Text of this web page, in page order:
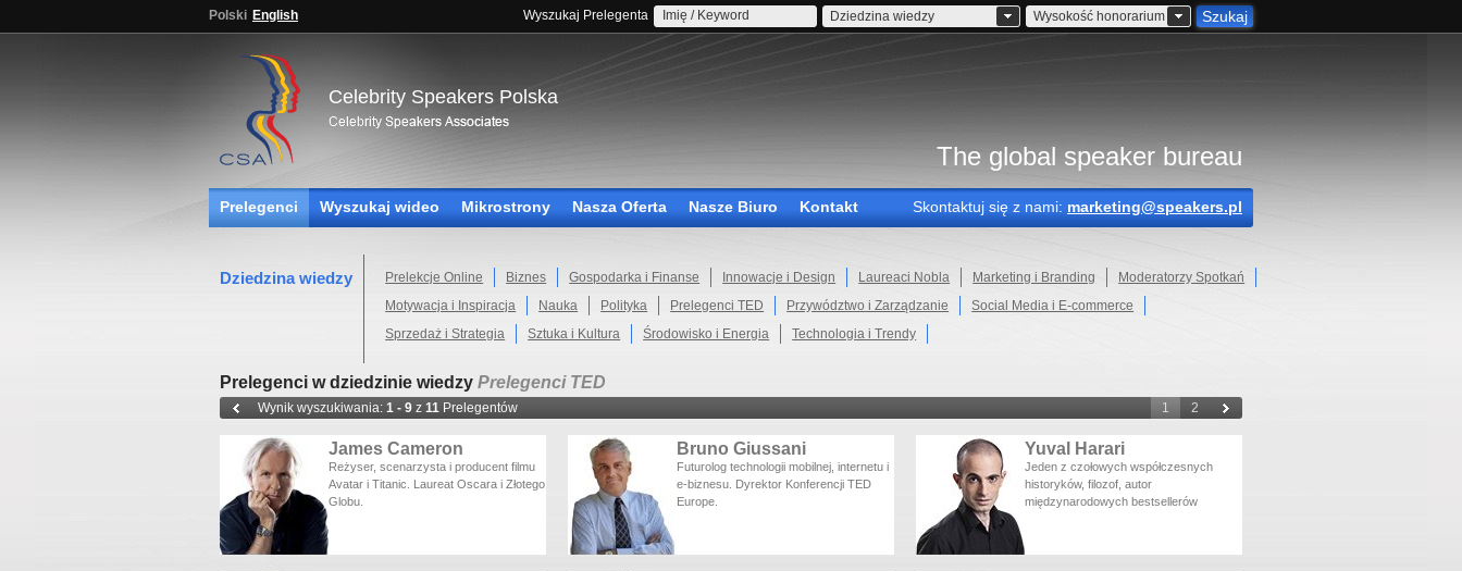
Polski English Wyszukaj Prelegenta Dziedzina wiedzy Wysokość honorarium Szukaj
Celebrity Speakers Polska
The global speaker bureau
Prelegenci Wyszukaj wideo Mikrostrony Nasza Oferta Nasze Biuro Kontakt Skontaktuj się z nami: marketing@speakers.pl
Dziedzina wiedzy Prelekcje Online Biznes Gospodarka i Finanse Innowacje i Design Laureaci Nobla Marketing i Branding
Moderatorzy Spotkań
Motywacja i Inspiracja
Nauka Polityka Prelegenci TED Przywództwo i Zarządzanie
Social Media i E-commerce
Sprzedaż i Strategia
Sztuka i Kultura Środowisko i Energia Technologia i Trendy
Prelegenci w dziedzinie wiedzy Prelegenci TED
Wynik wyszukiwania: 1 - 9 z 11 Prelegentów 1 2
James Cameron
Reżyser, scenarzysta i producent filmu
Avatar i Titanic. Laureat Oscara i Złotego
Globu.
Bruno Giussani
Futurolog technologii mobilnej, internetu i
e-biznesu. Dyrektor Konferencji TED
Europe.
Yuval Harari
Jeden z czołowych współczesnych
historyków, filozof, autor
międzynarodowych bestsellerów